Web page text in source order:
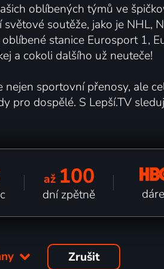
oblíbených týmů ve
soutěže, jako je NHL,
stanice Eurosport 1,
a cokoli dalšího už neuteče!
sportovní přenosy, ale
pro dospělé. S Lepší.TV
až 100
dní zpětně
Zrušit